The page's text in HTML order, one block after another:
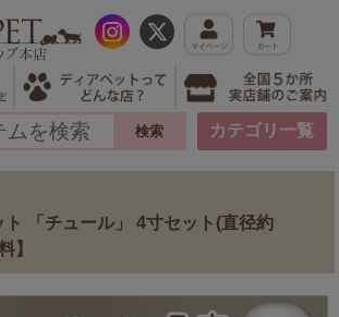
カテゴリ一覧
「チュール」 4寸セット(直径約
】